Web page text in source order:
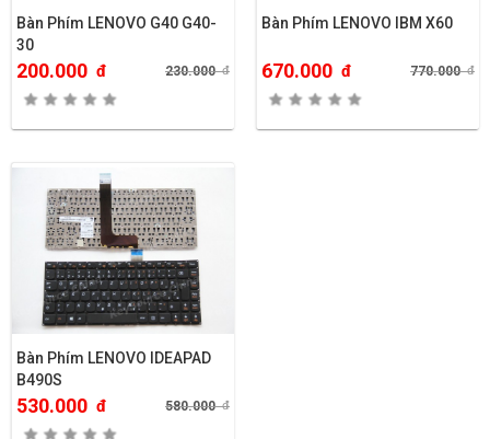
Bàn Phím LENOVO G40 G40-
30
200.000 đ 230.000đ
Bàn Phím LENOVO IBM X60
670.000 đ 770.000đ
Bàn Phím LENOVO IDEAPAD
B490S
530.000 đ 580.000đ